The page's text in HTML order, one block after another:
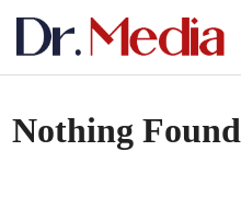
Nothing Found